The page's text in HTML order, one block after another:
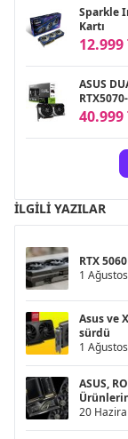
Sparkle
Kartı
12.999
ASUS
40.999
İLGILI YAZILAR
RTX
1
Asus ve
sürdü
1
ASUS,
20